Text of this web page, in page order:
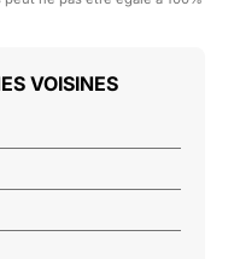
VOISINES